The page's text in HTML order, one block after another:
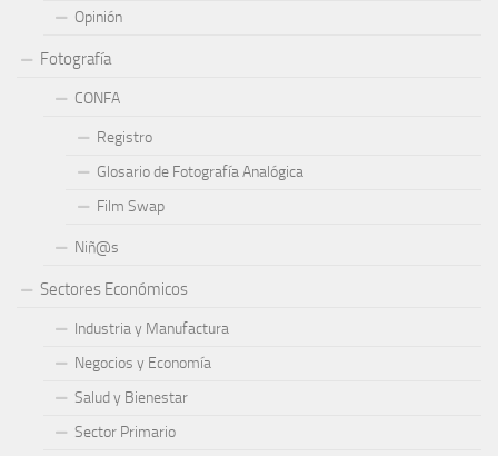
Opinión
Fotografía
CONFA
Registro
Glosario de Fotografía Analógica
Film Swap
Niñ@s
Sectores Económicos
Industria y Manufactura
Negocios y Economía
Salud y Bienestar
Sector Primario